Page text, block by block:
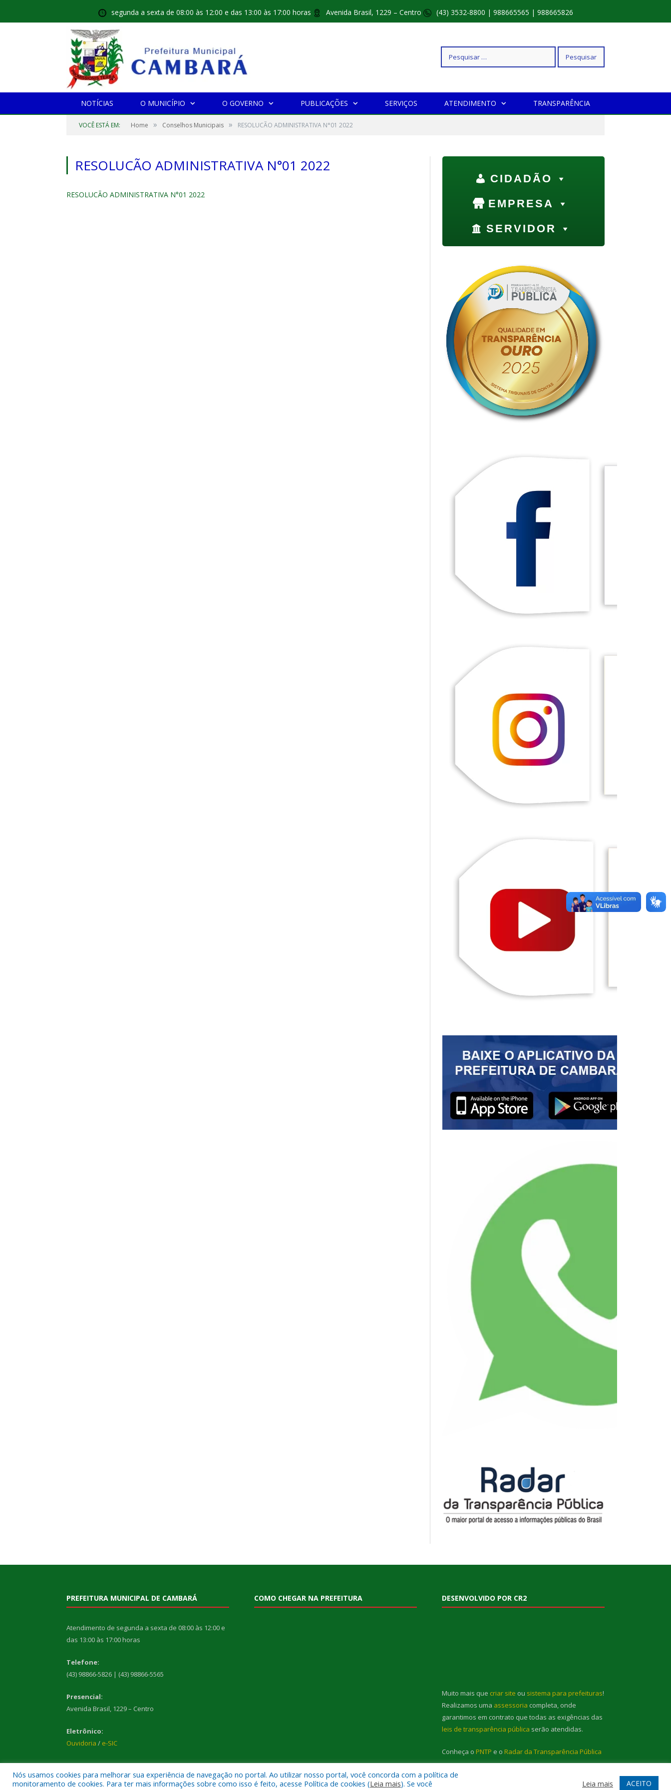
segunda a sexta de 08:00 às 12:00 e das 13:00 às 17:00 horas Avenida Brasil, 1229 – Centro (43) 3532-8800 | 988665565 | 988665826
Pesquisar
NOTÍCIAS O MUNICÍPIO O GOVERNO PUBLICAÇÕES SERVIÇOS ATENDIMENTO TRANSPARÊNCIA
VOCÊ ESTÁ EM: Home » Conselhos Municipais » RESOLUCÃO ADMINISTRATIVA N°01 2022
RESOLUCÃO ADMINISTRATIVA N°01 2022
RESOLUCÃO ADMINISTRATIVA N°01 2022
CIDADÃO
EMPRESA
SERVIDOR
PREFEITURA MUNICIPAL DE CAMBARÁ
Atendimento de segunda a sexta de 08:00 às 12:00 e
das 13:00 às 17:00 horas
Telefone:
(43) 98866-5826 | (43) 98866-5565
Presencial:
Avenida Brasil, 1229 – Centro
Eletrônico:
Ouvidoria / e-SIC
COMO CHEGAR NA PREFEITURA DESENVOLVIDO POR CR2
Muito mais que criar site ou sistema para prefeituras!
Realizamos uma assessoria completa, onde
garantimos em contrato que todas as exigências das
leis de transparência pública serão atendidas.
Conheça o PNTP e o Radar da Transparência Pública
Nós usamos cookies para melhorar sua experiência de navegação no portal. Ao utilizar nosso portal, você concorda com a política de
monitoramento de cookies. Para ter mais informações sobre como isso é feito, acesse Política de cookies (Leia mais). Se você
Leia mais ACEITO